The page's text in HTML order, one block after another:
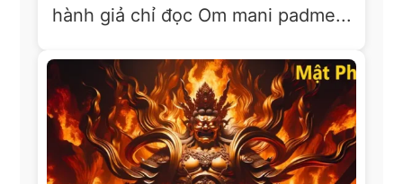
hành giả chỉ đọc Om mani padme...